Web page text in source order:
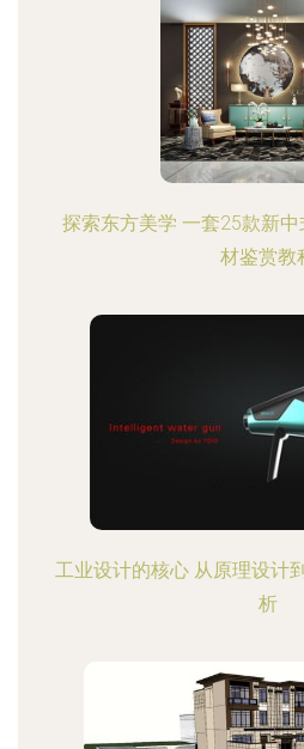
探索东方美学 一套25款新
材鉴赏教
工业设计的核心 从原理设计
析